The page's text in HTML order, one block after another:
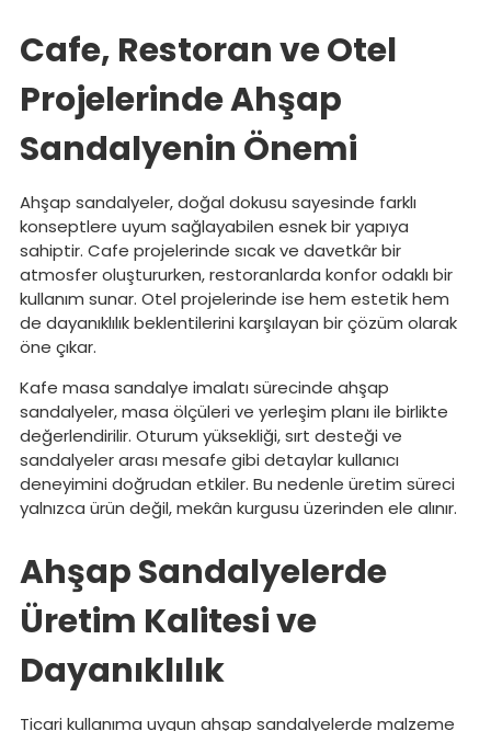
Cafe, Restoran ve Otel
Projelerinde Ahşap
Sandalyenin Önemi
Ahşap sandalyeler, doğal dokusu sayesinde farklı
konseptlere uyum sağlayabilen esnek bir yapıya
sahiptir. Cafe projelerinde sıcak ve davetkâr bir
atmosfer oluştururken, restoranlarda konfor odaklı bir
kullanım sunar. Otel projelerinde ise hem estetik hem
de dayanıklılık beklentilerini karşılayan bir çözüm olarak
öne çıkar.
Kafe masa sandalye imalatı sürecinde ahşap
sandalyeler, masa ölçüleri ve yerleşim planı ile birlikte
değerlendirilir. Oturum yüksekliği, sırt desteği ve
sandalyeler arası mesafe gibi detaylar kullanıcı
deneyimini doğrudan etkiler. Bu nedenle üretim süreci
yalnızca ürün değil, mekân kurgusu üzerinden ele alınır.
Ahşap Sandalyelerde
Üretim Kalitesi ve
Dayanıklılık
Ticari kullanıma uygun ahşap sandalyelerde malzeme